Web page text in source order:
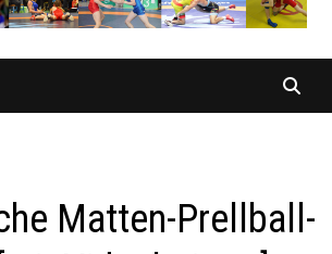
Matten-Prellball-